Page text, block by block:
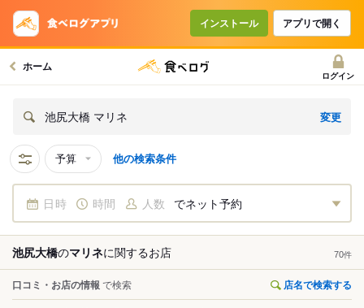
インストール アプリで開く
ホーム
ログイン
池尻大橋 マリネ 変更
予算 他の検索条件
日時 時間 人数 でネット予約
池尻大橋のマリネに関するお店 70件
口コミ・お店の情報 で検索 店名で検索する